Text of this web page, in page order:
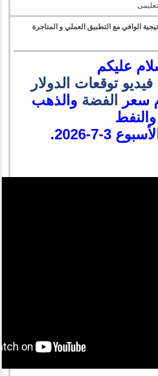
الوافي مع التطبيق العملي و المتاجرة
عليكم
فيديو توقعات الدولار
سعر
الفضة والذهب
والنفط
3-7-2026.